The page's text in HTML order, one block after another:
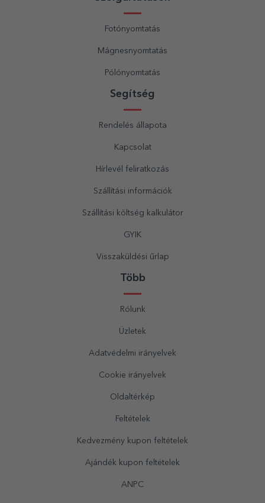
Fotónyomtatás
Mágnesnyomtatás
Pólónyomtatás
Segítség
Rendelés állapota
Kapcsolat
Hírlevél feliratkozás
Szállítási információk
Szállítási költség kalkulátor
GYIK
Visszaküldési űrlap
Több
Rólunk
Üzletek
Adatvédelmi irányelvek
Cookie irányelvek
Oldaltérkép
Feltételek
Kedvezmény kupon feltételek
Ajándék kupon feltételek
ANPC